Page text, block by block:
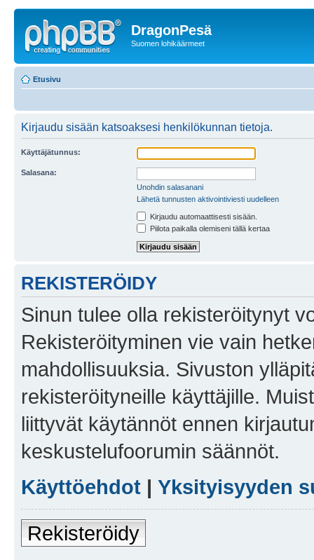
DragonPesä
Suomen lohikäärmeet
Etusivu
Kirjaudu sisään katsoaksesi henkilökunnan tietoja.
Käyttäjätunnus:
Salasana:
Unohdin salasanani
Lähetä tunnusten aktivointiviesti uudelleen
Kirjaudu automaattisesti sisään.
Piilota paikalla olemiseni tällä kertaa
REKISTERÖIDY
Sinun tulee olla rekisteröitynyt
Rekisteröityminen vie vain
mahdollisuuksia. Sivuston
rekisteröityneille käyttäjille.
liittyvät käytännöt ennen
keskustelufoorumin säännöt.
Käyttöehdot | Yksityisyyden
Rekisteröidy